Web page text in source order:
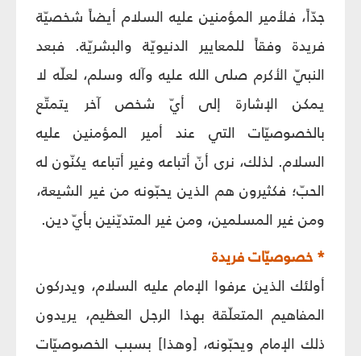
جدّاً، فلأمير المؤمنين عليه السلام أيضاً شخصيّة
فريدة وفقاً للمعايير الدنيويّة والبشريّة. فبعد
النبيّ الأكرم صلى الله عليه وآله وسلم، لعلّه لا
يمكن الإشارة إلى أيّ شخص آخر يتمتّع
بالخصوصيّات التي عند أمير المؤمنين عليه
السلام. لذلك، نرى أنّ أتباعه وغير أتباعه يكنّون له
الحبّ؛ فكثيرون هم الذين يحبّونه من غير الشيعة،
ومن غير المسلمين، ومن غير المتديّنين بأيّ دين.
* خصوصيّات فريدة
أولئك الذين عرفوا الإمام عليه السلام، ويدركون
المفاهيم المتعلّقة بهذا الرجل العظيم، يريدون
ذلك الإمام ويحبّونه، [وهذا] بسبب الخصوصيّات